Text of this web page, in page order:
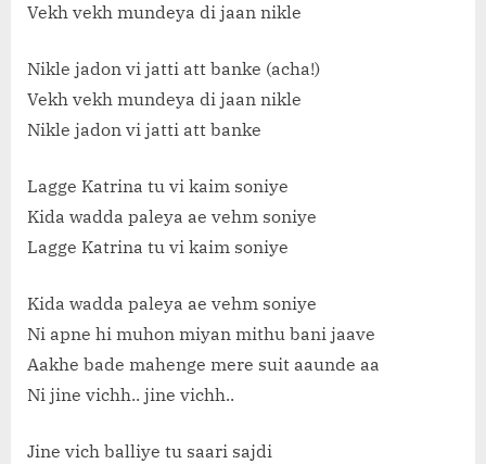
Vekh vekh mundeya di jaan nikle
Nikle jadon vi jatti att banke (acha!)
Vekh vekh mundeya di jaan nikle
Nikle jadon vi jatti att banke
Lagge Katrina tu vi kaim soniye
Kida wadda paleya ae vehm soniye
Lagge Katrina tu vi kaim soniye
Kida wadda paleya ae vehm soniye
Ni apne hi muhon miyan mithu bani jaave
Aakhe bade mahenge mere suit aaunde aa
Ni jine vichh.. jine vichh..
Jine vich balliye tu saari sajdi